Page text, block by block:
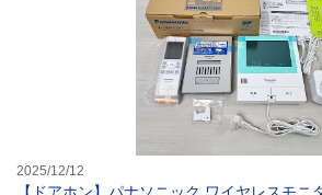
2025/12/12